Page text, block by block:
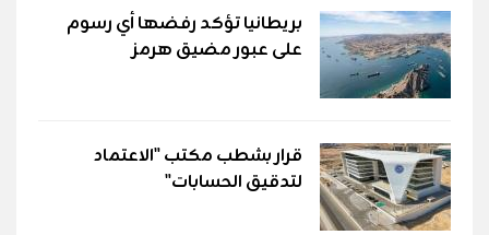
بريطانيا تؤكد رفضها أي رسوم
على عبور مضيق هرمز
قرار بشطب مكتب "الاعتماد
لتدقيق الحسابات"